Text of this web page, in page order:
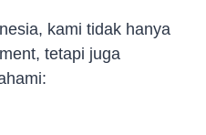
kami tidak hanya
tetapi juga